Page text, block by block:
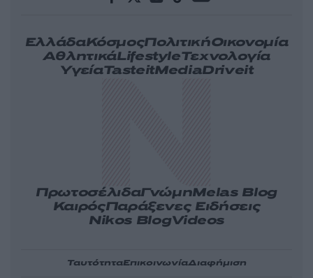
ΕλλάδαΚόσμοςΠολιτικήΟικονομία
ΑθλητικάLifestyleΤεχνολογία
ΥγείαTasteitMediaDriveit
ΠρωτοσέλιδαΓνώμηMelas Blog
ΚαιρόςΠαράξενες Ειδήσεις
Nikos BlogVideos
ΤαυτότηταΕπικοινωνίαΔιαφήμιση